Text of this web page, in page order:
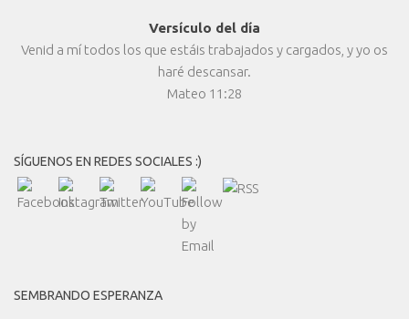
Versículo del día
Venid a mí todos los que estáis trabajados y cargados, y yo os
haré descansar.
Mateo 11:28
SÍGUENOS EN REDES SOCIALES :)
SEMBRANDO ESPERANZA